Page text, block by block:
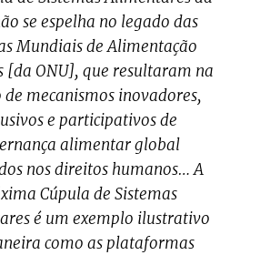
se espelha no legado das
Mundiais de Alimentação
[da ONU], que resultaram na
de mecanismos inovadores,
e participativos de
alimentar global
nos direitos humanos… A
Cúpula de Sistemas
é um exemplo ilustrativo
como as plataformas